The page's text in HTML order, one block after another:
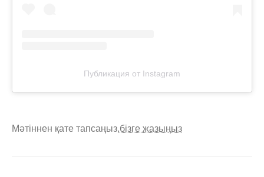
Публикация от Instagram
Мәтіннен қате тапсаңыз,бізге жазыңыз